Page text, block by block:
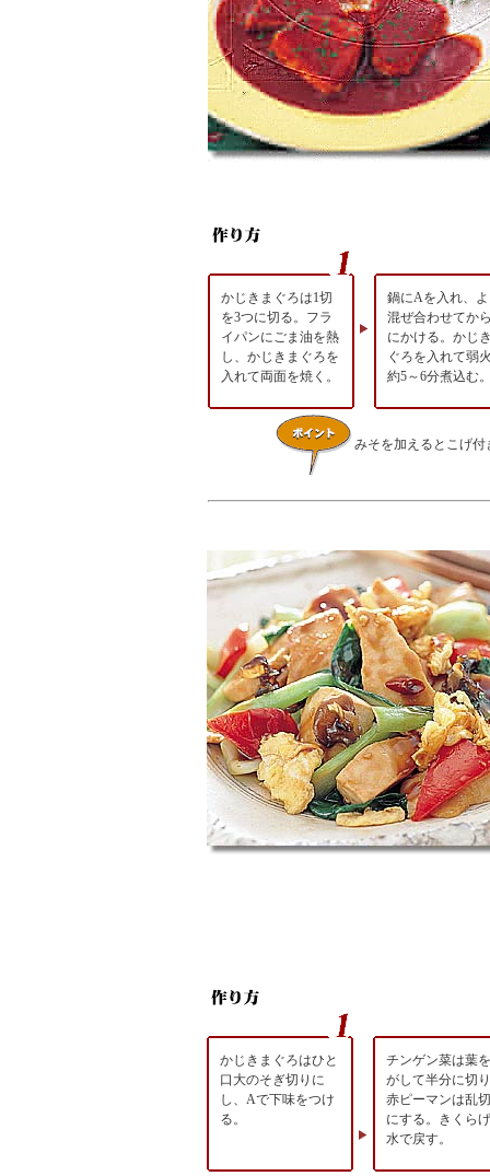
かじきまぐろは1切
を3つに切る。フラ
イパンにごま油を熱
し、かじきまぐろを
入れて両面を焼く。
鍋にAを入れ、
混ぜ合わせてか
にかける。かじ
ぐろを入れて弱
約5～6分煮込む
みそを加えるとこげ
かじきまぐろはひと
口大のそぎ切りに
し、Aで下味をつけ
る。
チンゲン菜は葉
がして半分に切
赤ピーマンは乱
にする。きくら
水で戻す。